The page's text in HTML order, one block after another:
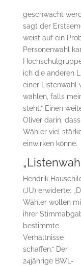
geschwächt
sagt der
weist auf ein
Personenwahl
ich die anderen
einer Listenwahl
wählen, falls
steht.“ Einen
Oliver darin,
Wähler viel
einwirken könne.
Hendrik
(JU) erwiderte:
Wähler wollen
ihrer
bestimmte
Verhältnisse
schaffen.“ Der
24jährige BWL-